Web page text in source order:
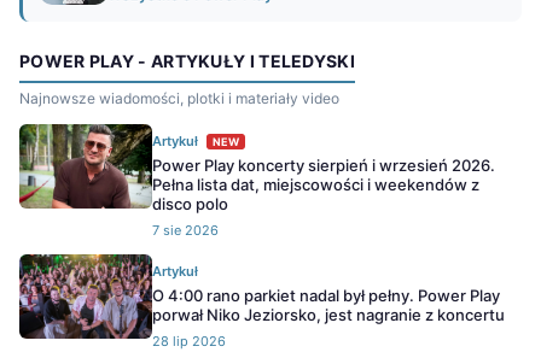
POWER PLAY - ARTYKUŁY I TELEDYSKI
Najnowsze wiadomości, plotki i materiały video
Artykuł NEW
Power Play koncerty sierpień i wrzesień 2026.
Pełna lista dat, miejscowości i weekendów z
disco polo
7 sie 2026
Artykuł
O 4:00 rano parkiet nadal był pełny. Power Play
porwał Niko Jeziorsko, jest nagranie z koncertu
28 lip 2026